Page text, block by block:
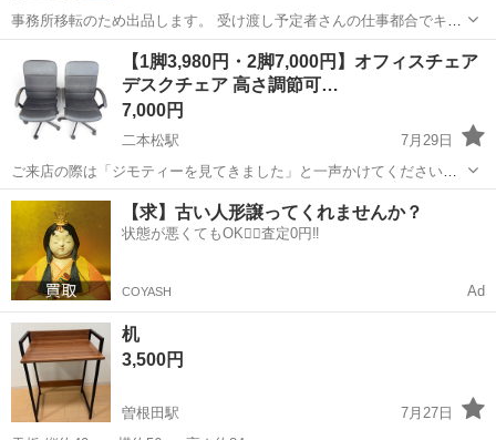
事務所移転のため出品します。 受け渡し予定者さんの仕事都合でキャ
ンセルとなりましたので再度出品いたします。 ホワイトボードになり
ます。 サイズは横1800縦900高さ1750 両面無地ですが、片面は汚れて
います。 除光液等...
向瀬上駅 オフィス用家具
【1脚3,980円・2脚7,000円】オフィスチェア
デスクチェア 高さ調節可…
7,000円
二本松駅
7月29日
ご来店の際は「ジモティーを見てきました」と一声かけてください★
＊＊ ＊ ＊＊ ＊ ＊＊ キャスター付きのオフィスチェアです。 背
もたれと座面にクッション性があり、デスクワークや在宅ワーク、事
務所用にもおすすめです...
福島 二本松市 二本松駅 オフィス用家具
【求】古い人形譲ってくれませんか？
状態が悪くてもOK🙆‍♀️査定0円‼️
COYASH Ad
机
3,500円
曽根田駅
7月27日